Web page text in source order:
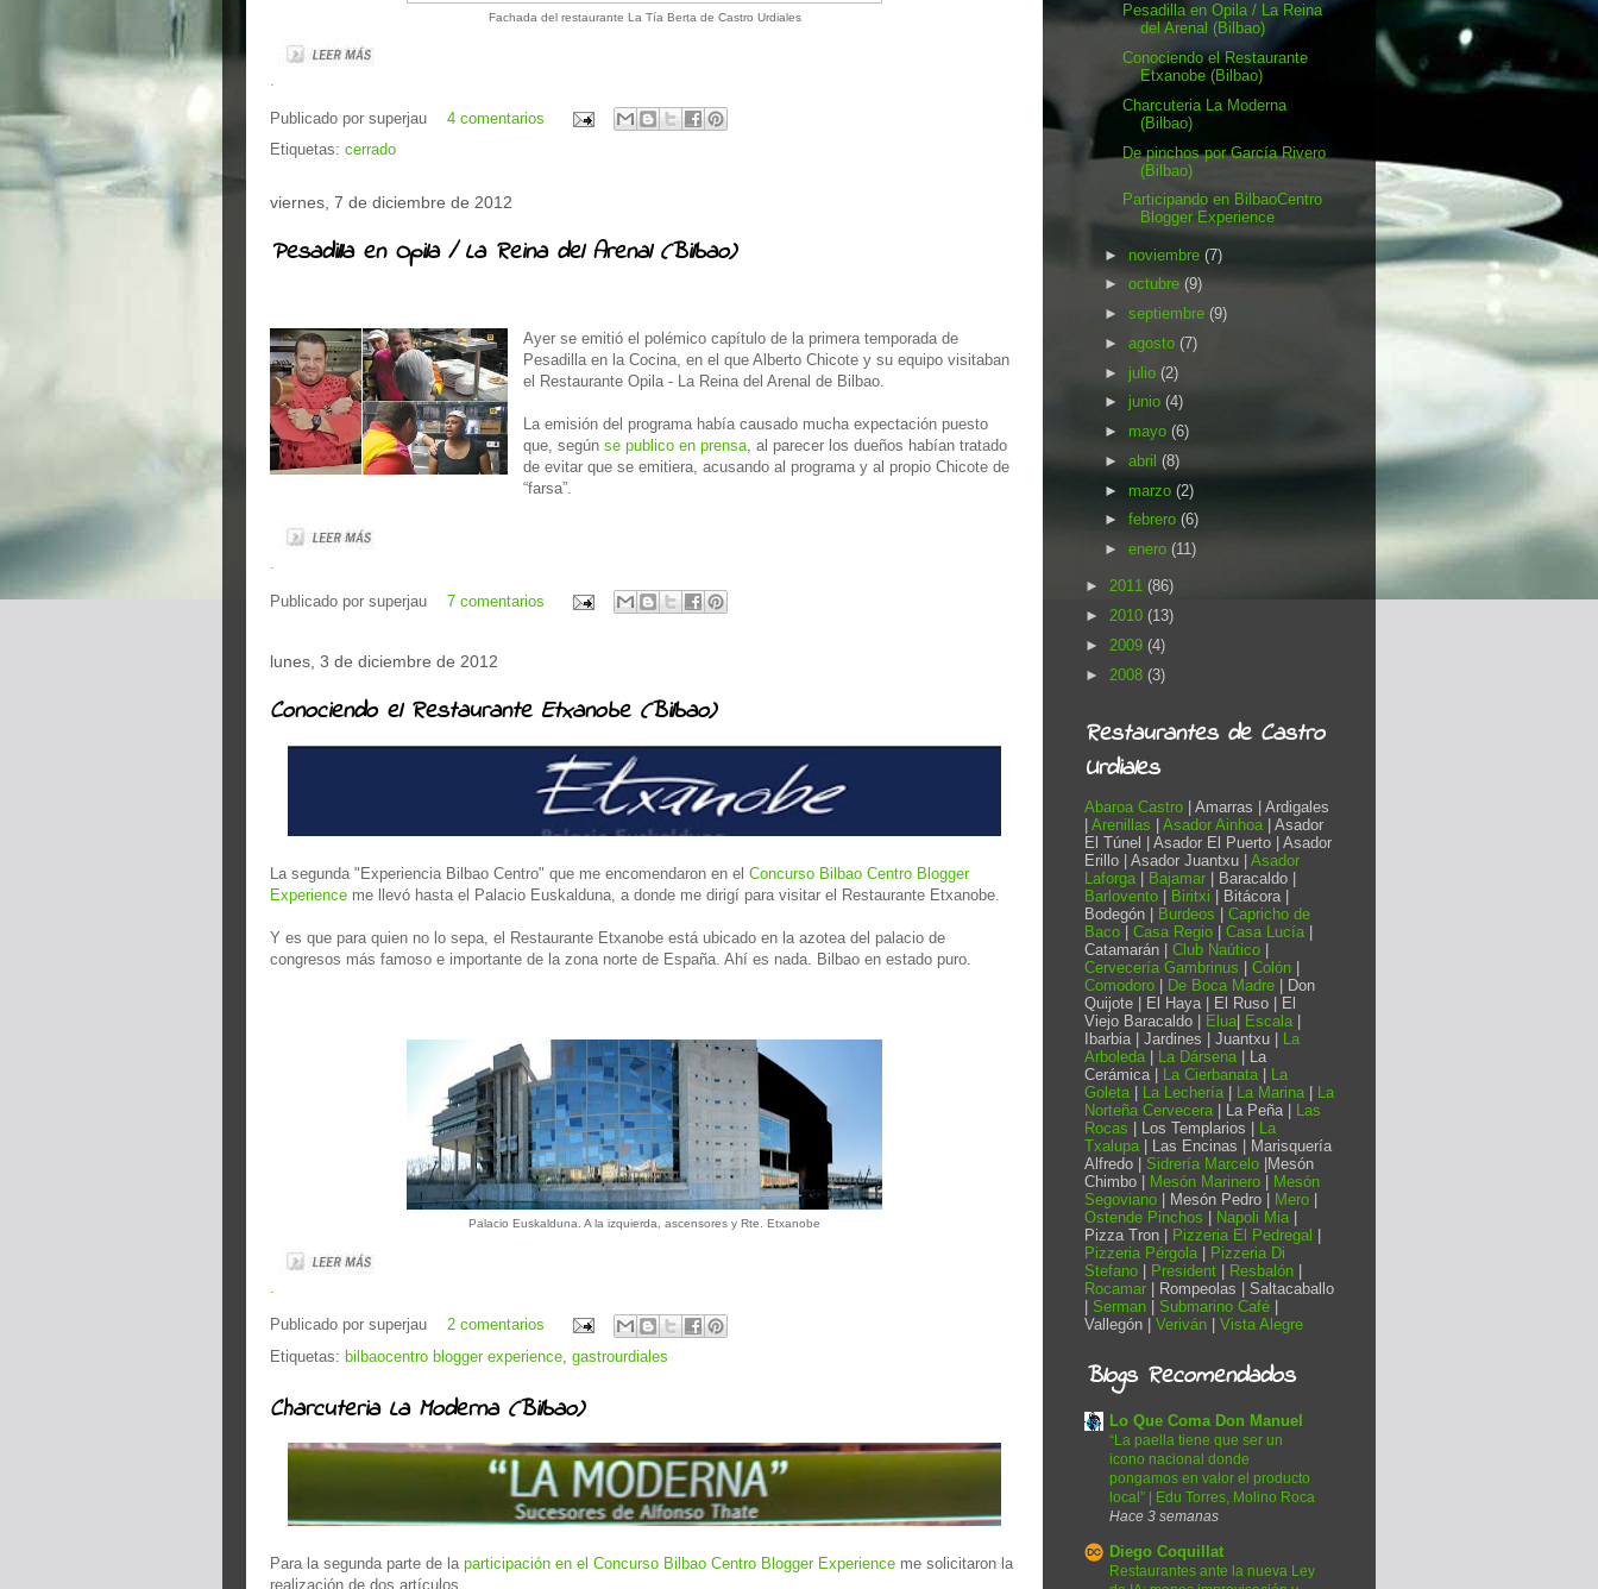
Fachada del restaurante La Tía Berta de Castro Urdiales
.
Publicado por superjau
4 comentarios
Etiquetas: cerrado
viernes, 7 de diciembre de 2012
Pesadilla en Opila / La Reina del Arenal (Bilbao)
Ayer se emitió el polémico capítulo de la primera temporada de
Pesadilla en la Cocina, en el que Alberto Chicote y su equipo visitaban
el Restaurante Opila - La Reina del Arenal de Bilbao.
La emisión del programa había causado mucha expectación puesto
que, según se publico en prensa, al parecer los dueños habían tratado
de evitar que se emitiera, acusando al programa y al propio Chicote de
“farsa”.
.
Publicado por superjau 7 comentarios
lunes, 3 de diciembre de 2012
Conociendo el Restaurante Etxanobe (Bilbao)
La segunda "Experiencia Bilbao Centro" que me encomendaron en el Concurso Bilbao Centro Blogger
Experience me llevó hasta el Palacio Euskalduna, a donde me dirigí para visitar el Restaurante Etxanobe.
Y es que para quien no lo sepa, el Restaurante Etxanobe está ubicado en la azotea del palacio de
congresos más famoso e importante de la zona norte de España. Ahí es nada. Bilbao en estado puro.
Palacio Euskalduna. A la izquierda, ascensores y Rte. Etxanobe
Publicado por superjau
2 comentarios
Etiquetas: bilbaocentro blogger experience gastrourdiales
Charcuteria La Moderna (Bilbao)
Para la segunda parte de la participación en el Concurso Bilbao Centro Blogger Experience me solicitaron la
realización de dos artículos.
Pesadilla en Opila / La Reina
del Arenal (Bilbao)
Conociendo el Restaurante
Etxanobe (Bilbao)
Charcuteria La Moderna
(Bilbao)
De pinchos por García Rivero
(Bilbao)
Participando en BilbaoCentro
Blogger Experience
► noviembre (7)
► octubre (9)
► septiembre (9)
► agosto (7)
► julio (2)
► junio (4)
► mayo (6)
► abril (8)
► marzo (2)
► febrero (6)
► enero (11)
► 2011 (86)
► 2010 (13)
► 2009 (4)
► 2008 (3)
Restaurantes de Castro
Urdiales
Abaroa Castro | Amarras | Ardigales
Arenillas Asador Ainhoa | Asador
El Túnel | Asador El Puerto | Asador
Erillo | Asador Juantxu |
Asador
Laforga
Bajamar
| Baracaldo |
Barlovento
Biritxi
| Bitácora |
Bodegón |
Burdeos
Capricho de
Baco
Casa Regio Casa Lucía
Catamarán | Club Naútico
Cervecería Gambrinus
Colón
Comodoro
De Boca Madre | Don
Quijote | El Haya | El Ruso | El
Viejo Baracaldo |
Elua Escala
Ibarbia | Jardines | Juantxu |
La
Arboleda
La Dársena | La
Cerámica |
La Cierbanata
La
Goleta
La Lechería La Marina
La
Norteña Cervecera | La Peña |
Las
Rocas | Los Templarios |
La
Txalupa | Las Encinas | Marisquería
Alfredo | Sidrería Marcelo |Mesón
Chimbo |
Mesón Marinero
Mesón
Segoviano | Mesón Pedro | Mero
Ostende Pinchos
Napoli Mia
Pizza Tron |
Pizzeria El Pedregal
Pizzeria Pérgola
Pizzeria Di
Stefano
President Resbalón
Rocamar
| Rompeolas | Saltacaballo
Serman Submarino Café
Vallegón | Veriván Vista Alegre
Blogs Recomendados
Lo Que Coma Don Manuel
“La paella tiene que ser un
icono nacional donde
pongamos en valor el producto
local” | Edu Torres, Molino Roca
Hace 3 semanas
Diego Coquillat
Restaurantes ante la nueva Ley